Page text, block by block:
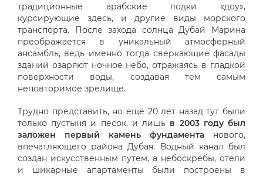
традиционные арабские лодки «доу»,
курсирующие здесь, и другие виды морского
транспорта. После захода солнца Дубай Марина
преображается в уникальный атмосферный
ансамбль, ведь именно тогда сверкающие фасады
зданий озаряют ночное небо, отражаясь в гладкой
поверхности воды, создавая тем самым
неповторимое зрелище.
Трудно представить, но ещё 20 лет назад тут были
только пустыня и песок, и лишь в 2003 году был
заложен первый камень фундамента нового,
впечатляющего района Дубая. Водный канал был
создан искусственным путем, а небоскрёбы, отели
и шикарные апартаменты были построены в